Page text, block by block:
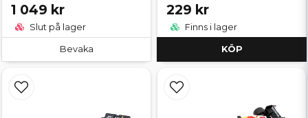
1 049 kr
Slut på lager
Bevaka
229 kr
Finns i lager
KÖP